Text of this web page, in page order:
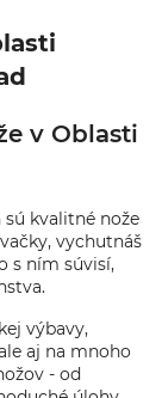
v Oblasti
sú kvalitné nože
vychutnáš
s ním súvisí,
výbavy,
aj na mnoho
- od